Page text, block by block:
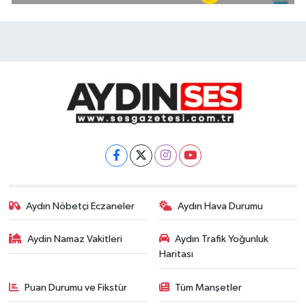
Aydın Nöbetçi Eczaneler Aydın Hava Durumu
Aydin Namaz Vakitleri
Aydın Trafik Yoğunluk
Haritası
Puan Durumu ve Fikstür Tüm Manşetler